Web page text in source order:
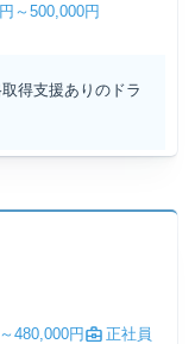
～ 500,000円
得支援ありのドラ
480,000円 正社員